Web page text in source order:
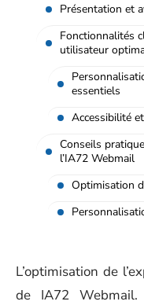
Présentation et
Fonctionnalités
utilisateur
essentiels
Accessibilité
Conseils
l’IA72 Webmail
Optimisation
L’optimisation de
de IA72 Webmail.